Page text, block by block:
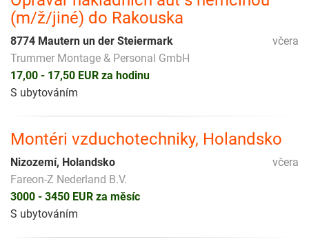
(m/ž/jiné) do Rakouska
včera
8774 Mautern un der Steiermark
Trummer Montage & Personal GmbH
17,00 - 17,50 EUR za hodinu
S ubytováním
Montéri vzduchotechniky, Holandsko
včera
Nizozemí, Holandsko
Fareon-Z Nederland B.V.
3000 - 3450 EUR za měsíc
S ubytováním